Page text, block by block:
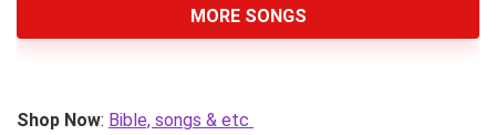
MORE SONGS
Shop Now: Bible, songs & etc